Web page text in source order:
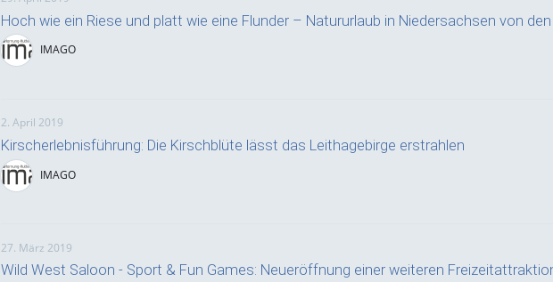
Hoch wie ein Riese und platt wie eine Flunder – Natururlaub in Niedersachsen von
IMAGO
2. April 2019
Kirscherlebnisführung: Die Kirschblüte lässt das Leithagebirge erstrahlen
IMAGO
27. März 2019
Wild West Saloon - Sport & Fun Games: Neueröffnung einer weiteren